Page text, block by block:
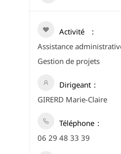
Activité
Assistance
Gestion de projets
Dirigeant
GIRERD Marie-Claire
Téléphone
06 29 48 33 39